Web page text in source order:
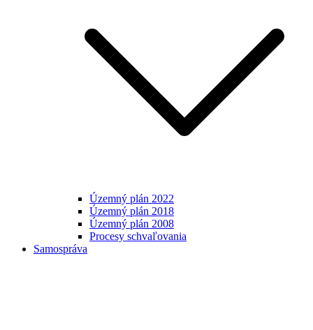
Územný plán 2022
Územný plán 2018
Územný plán 2008
Procesy schvaľovania
Samospráva